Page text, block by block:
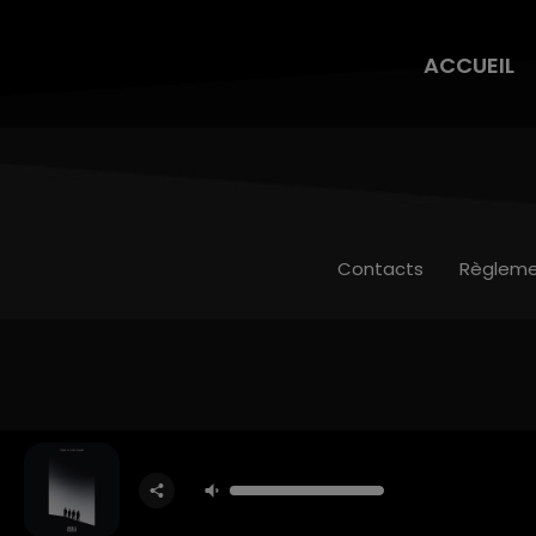
ACCUEIL
Contacts